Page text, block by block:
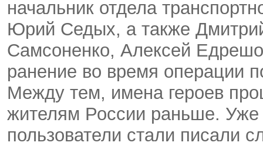
начальник отдела
Юрий Седых, а также
Самсоненко, Алексей
ранение во время операции
Между тем, имена героев
жителям России раньше. Уже
пользователи стали писали